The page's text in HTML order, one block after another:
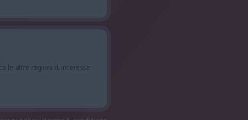
le altre regioni di interesse